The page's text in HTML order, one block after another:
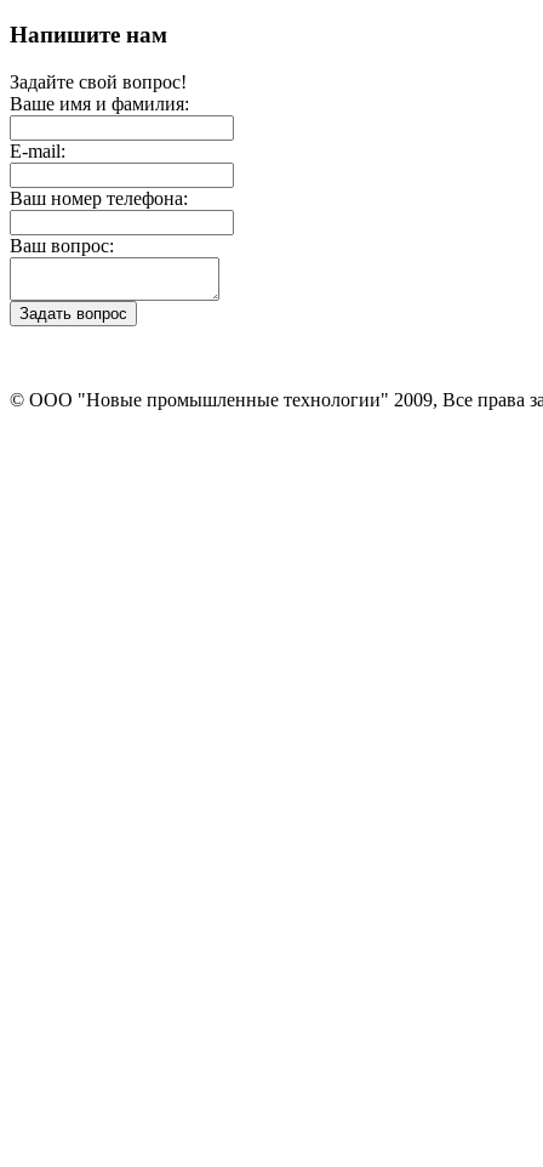
Напишите нам
Задайте свой вопрос!
Ваше имя и фамилия:
E-mail:
Ваш номер телефона:
Ваш вопрос:
© ООО "Новые промышленные технологии" 2009, Все права